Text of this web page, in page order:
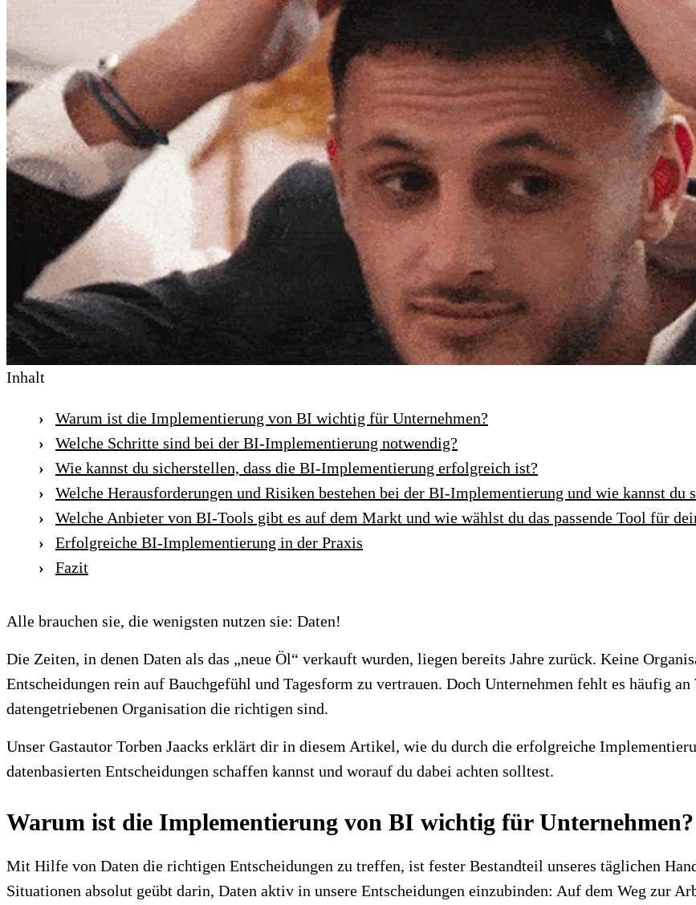
Inhalt
Warum ist die Implementierung von BI wichtig für Unternehmen?
Welche Schritte sind bei der BI-Implementierung notwendig?
Wie kannst du sicherstellen, dass die BI-Implementierung erfolgreich ist?
Welche Herausforderungen und Risiken bestehen bei der BI-Implementierung und wie kannst du
Welche Anbieter von BI-Tools gibt es auf dem Markt und wie wählst du das passende Tool für
Erfolgreiche BI-Implementierung in der Praxis
Fazit
Alle brauchen sie, die wenigsten nutzen sie: Daten!
Die Zeiten, in denen Daten als das „neue Öl“ verkauft wurden, liegen bereits Jahre zurück. Keine
Entscheidungen rein auf Bauchgefühl und Tagesform zu vertrauen. Doch Unternehmen fehlt es häufig
datengetriebenen Organisation die richtigen sind.
Unser Gastautor Torben Jaacks erklärt dir in diesem Artikel, wie du durch die erfolgreiche
datenbasierten Entscheidungen schaffen kannst und worauf du dabei achten solltest.
Warum ist die Implementierung von BI wichtig für Unternehmen?
Mit Hilfe von Daten die richtigen Entscheidungen zu treffen, ist fester Bestandteil unseres täglichen
Situationen absolut geübt darin, Daten aktiv in unsere Entscheidungen einzubinden: Auf dem Weg zur